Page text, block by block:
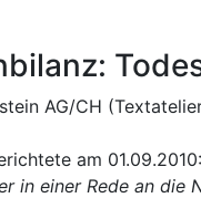
AG/CH
am
in einer Rede an